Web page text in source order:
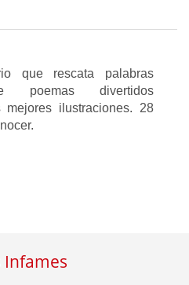
que rescata palabras
poemas divertidos
ilustraciones. 28
Infames